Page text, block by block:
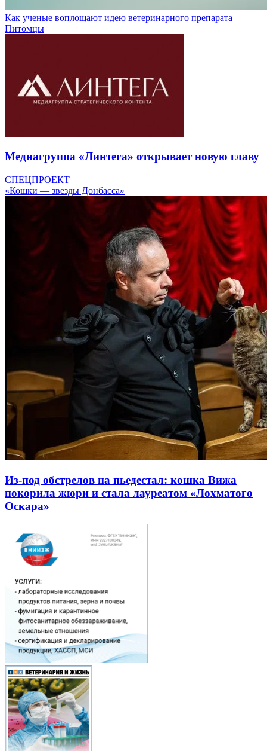
Как ученые воплощают идею ветеринарного препарата
Питомцы
Медиагруппа «Линтега» открывает новую главу
СПЕЦПРОЕКТ
«Кошки — звезды Донбасса»
Из-под обстрелов на пьедестал: кошка Вижа
покорила жюри и стала лауреатом «Лохматого
Оскара»